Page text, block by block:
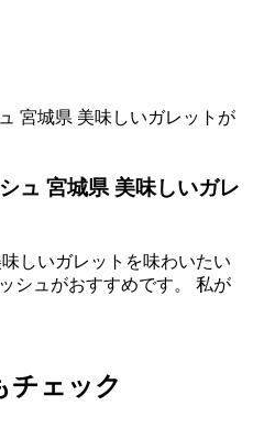
ュ 宮城県 美味しいガレ
しいガレットを味わいたい
シュがおすすめです。 私が
チェック